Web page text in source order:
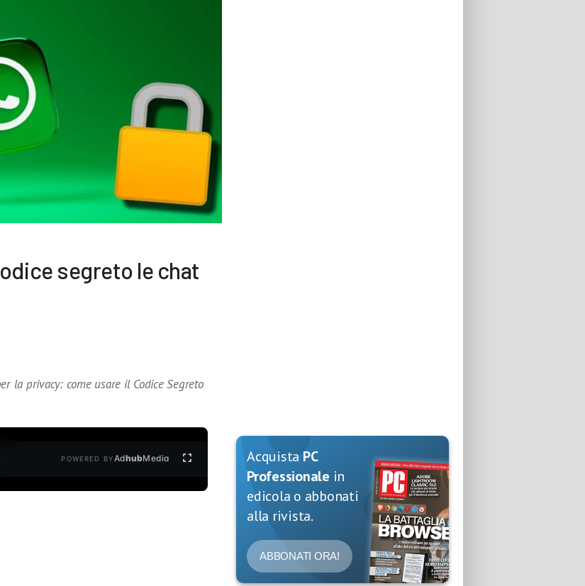
segreto le chat
la privacy: come usare il Codice Segreto
POWERED BYAdhubMedia Acquista PC
Professionale in
edicola o abbonati
alla rivista.
ABBONATI ORA!